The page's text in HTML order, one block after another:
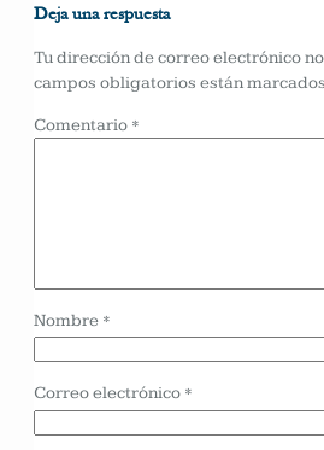
Deja una respuesta
Tu dirección de correo electrónico
campos obligatorios están
Comentario *
Nombre *
Correo electrónico *